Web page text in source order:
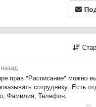
прав "Расписание" можно
сотруднику. Есть
Фамилия, Телефон.